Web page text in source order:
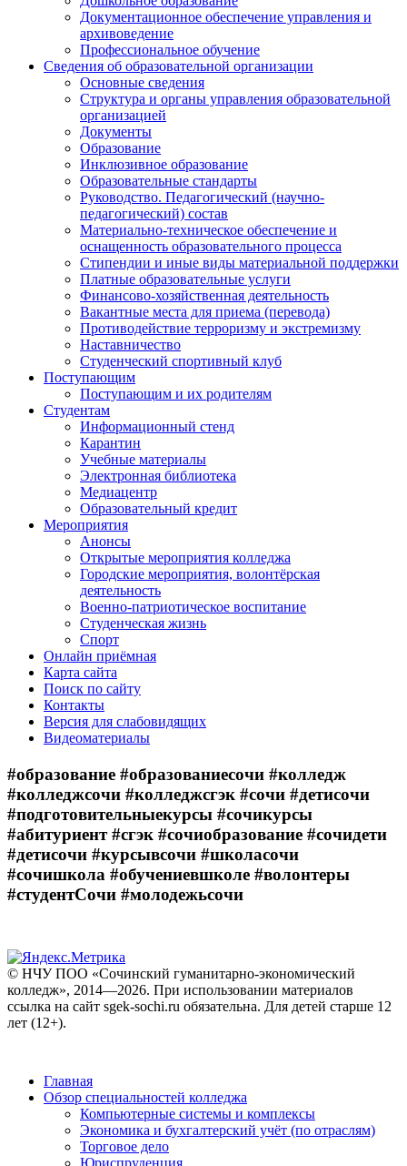
Документационное обеспечение управления и
архивоведение
Профессиональное обучение
Сведения об образовательной организации
Основные сведения
Структура и органы управления образовательной
организацией
Документы
Образование
Инклюзивное образование
Образовательные стандарты
Руководство. Педагогический (научно-
педагогический) состав
Материально-техническое обеспечение и
оснащенность образовательного процесса
Стипендии и иные виды материальной поддержки
Платные образовательные услуги
Финансово-хозяйственная деятельность
Вакантные места для приема (перевода)
Противодействие терроризму и экстремизму
Наставничество
Студенческий спортивный клуб
Поступающим
Поступающим и их родителям
Студентам
Информационный стенд
Карантин
Учебные материалы
Электронная библиотека
Медиацентр
Образовательный кредит
Мероприятия
Анонсы
Открытые мероприятия колледжа
Городские мероприятия, волонтёрская
деятельность
Военно-патриотическое воспитание
Студенческая жизнь
Спорт
Онлайн приёмная
Карта сайта
Поиск по сайту
Контакты
Версия для слабовидящих
Видеоматериалы
#образование #образованиесочи #колледж
#колледжсочи #колледжсгэк #сочи #детисочи
#подготовительныекурсы #сочикурсы
#абитуриент #сгэк #сочиобразование #сочидети
#детисочи #курсывсочи #школасочи
#сочишкола #обучениевшколе #волонтеры
#студентСочи #молодежьсочи
© НЧУ ПОО «Сочинский гуманитарно-экономический
колледж», 2014—2026. При использовании материалов
ссылка на сайт sgek-sochi.ru обязательна. Для детей старше 12
лет (12+).
Главная
Обзор специальностей колледжа
Компьютерные системы и комплексы
Экономика и бухгалтерский учёт (по отраслям)
Торговое дело
Юриспруденция